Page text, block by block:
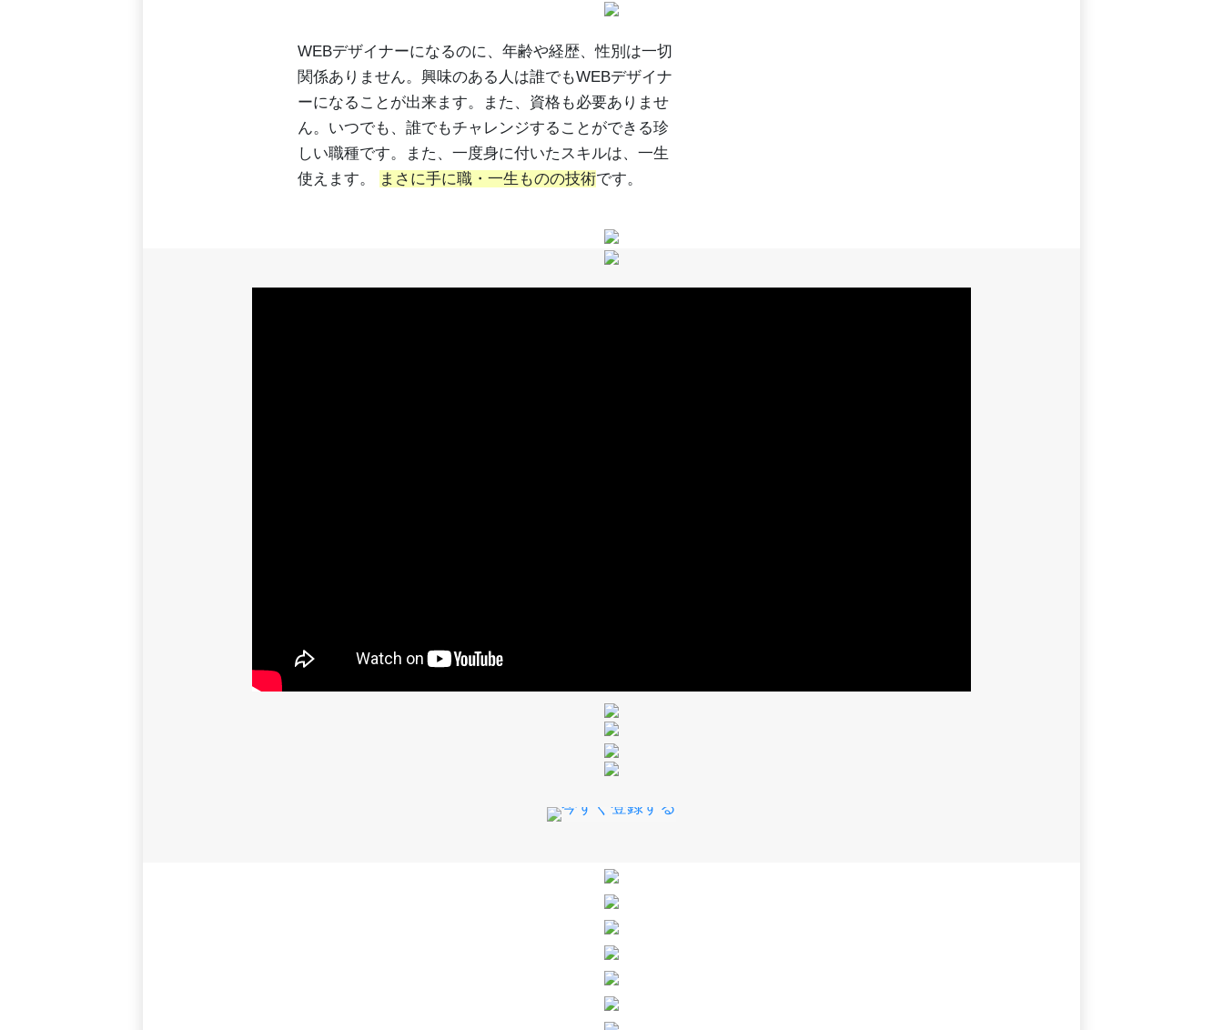
WEBデザイナーになるのに、年齢や経歴、性別は一切
関係ありません。興味のある人は誰でもWEBデザイナ
ーになることが出来ます。また、資格も必要ありませ
ん。いつでも、誰でもチャレンジすることができる珍
しい職種です。また、一度身に付いたスキルは、一生
使えます。
まさに手に職・一生ものの技術です。